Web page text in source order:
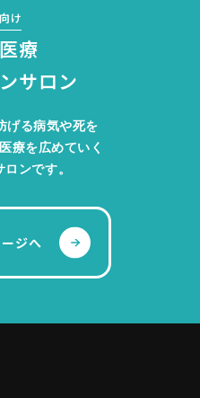
ビスサイト
療
サロン
け
げる病気や死を
療を広めていく
ンです。
ジへ